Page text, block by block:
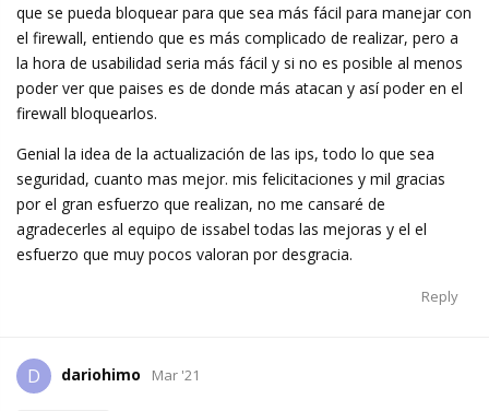
que se pueda bloquear para que sea más fácil para manejar con
el firewall, entiendo que es más complicado de realizar, pero a
la hora de usabilidad seria más fácil y si no es posible al menos
poder ver que paises es de donde más atacan y así poder en el
firewall bloquearlos.
Genial la idea de la actualización de las ips, todo lo que sea
seguridad, cuanto mas mejor. mis felicitaciones y mil gracias
por el gran esfuerzo que realizan, no me cansaré de
agradecerles al equipo de issabel todas las mejoras y el el
esfuerzo que muy pocos valoran por desgracia.
Reply
D dariohimo Mar '21